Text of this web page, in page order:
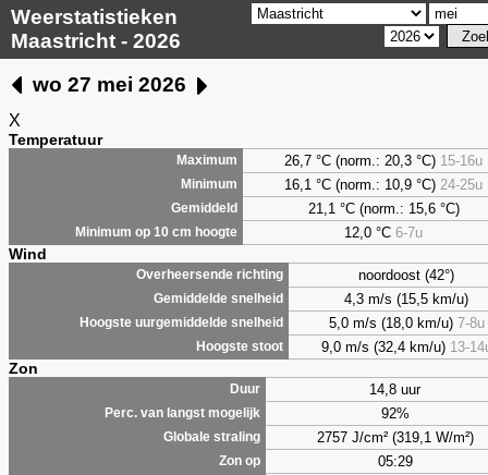
Weerstatistieken
Maastricht - 2026
wo 27 mei 2026
X
Temperatuur
Maximum 26,7 °C (norm.: 20,3 °C) 15-16u
Minimum 16,1 °C (norm.: 10,9 °C) 24-25u
Gemiddeld 21,1 °C (norm.: 15,6 °C)
Minimum op 10 cm hoogte 12,0 °C 6-7u
Wind
Overheersende richting noordoost (42°)
Gemiddelde snelheid 4,3 m/s (15,5 km/u)
Hoogste uurgemiddelde snelheid 5,0 m/s (18,0 km/u) 7-8u
Hoogste stoot 9,0 m/s (32,4 km/u) 13-
Zon
Duur 14,8 uur
Perc. van langst mogelijk 92%
Globale straling 2757 J/cm² (319,1 W/m²)
Zon op 05:29